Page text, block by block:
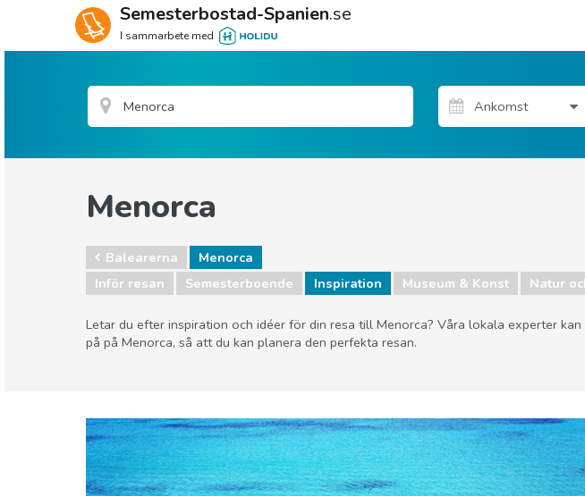
Semesterbostad-Spanien.se
I sammarbete med
Menorca
Balearerna
Menorca
Inför resan
Semesterboende Inspiration Museum & Konst Natur
Letar du efter inspiration och idéer för din resa till Menorca? Våra lokala experter
på på Menorca, så att du kan planera den perfekta resan.
Museum & Konst
Natur och Friluftsliv Stränder Vart ska man bo